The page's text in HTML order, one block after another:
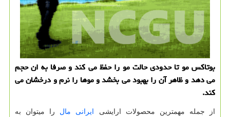
بوتاكس مو تا حدودی حالت مو را حفظ می كند و صرفا به ان حجم
می دهد و ظاهر آن را بهبود می بخشد و موها را نرم و درخشان می
كند.
از جمله مهمترین محصولات ارایشی ایرانی مال را میتوان به